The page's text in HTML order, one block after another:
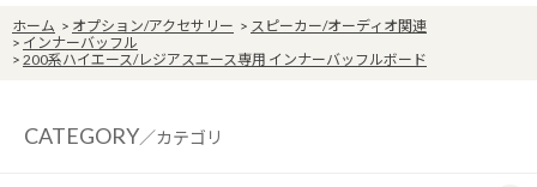
ホーム > オプション/アクセサリー > スピーカー/オーディオ関連
> インナーバッフル
> 200系ハイエース/レジアスエース専用 インナーバッフルボード
CATEGORY／カテゴリ